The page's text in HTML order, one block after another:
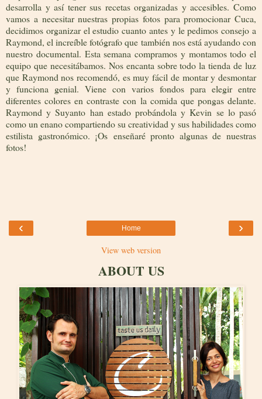
desarrolla y así tener sus recetas organizadas y accesibles. Como
vamos a necesitar nuestras propias fotos para promocionar Cuca,
decidimos organizar el estudio cuanto antes y le pedimos consejo a
Raymond, el increíble fotógrafo que también nos está ayudando con
nuestro documental. Esta semana compramos y montamos todo el
equipo que necesitábamos. Nos encanta sobre todo la tienda de luz
que Raymond nos recomendó, es muy fácil de montar y desmontar
y funciona genial. Viene con varios fondos para elegir entre
diferentes colores en contraste con la comida que pongas delante.
Raymond y Suyanto han estado probándola y Kevin se lo pasó
como un enano compartiendo su creatividad y sus habilidades como
estilista gastronómico. ¡Os enseñaré pronto algunas de nuestras
fotos!
‹ ›
Home
View web version
ABOUT US